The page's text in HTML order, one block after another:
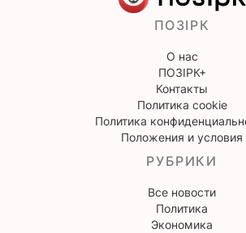
ПОЗІРК
О нас
ПОЗІРК+
Контакты
Политика cookie
Политика
Положения и условия
РУБРИКИ
Все новости
Политика
Экономика